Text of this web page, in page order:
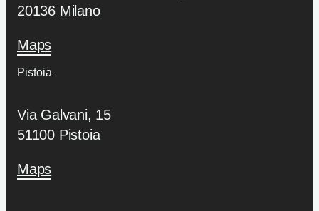
20136 Milano
Maps
Pistoia
Via Galvani, 15
51100 Pistoia
Maps